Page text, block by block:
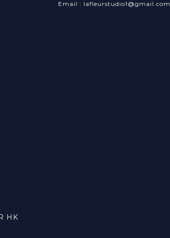
Email : lafleurstudio1@gmail.com
HK